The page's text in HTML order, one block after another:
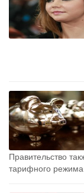
Правительство
тарифного режима